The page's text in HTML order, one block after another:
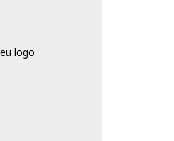
logo